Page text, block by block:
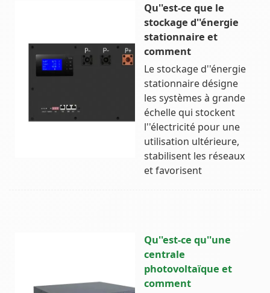
Qu''est-ce que le
stockage d''énergie
stationnaire et
comment
Le stockage d''énergie
stationnaire désigne
les systèmes à grande
échelle qui stockent
l''électricité pour une
utilisation ultérieure,
stabilisent les réseaux
et favorisent
Qu''est-ce qu''une
centrale
photovoltaïque et
comment